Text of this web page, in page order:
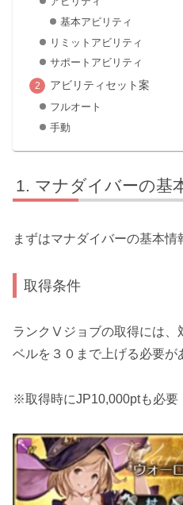
基本アビリティ
リミットアビリティ
サポートアビリティ
アビリティセット案
フルオート
手動
マナダイバーの基
まずはマナダイバーの基本情
取得条件
ランクⅤジョブの取得には、
ベルを３０まで上げる必要が
※取得時にJP10,000ptも必要